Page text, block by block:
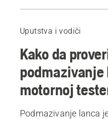
Uputstva i vodiči
Kako da
podmazivanje
motornoj
Podmazivanje lanca